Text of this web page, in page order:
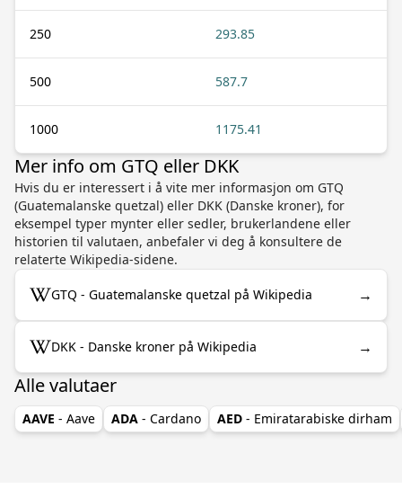
250 293.85
500 587.7
1000 1175.41
Mer info om GTQ eller DKK
Hvis du er interessert i å vite mer informasjon om GTQ
(Guatemalanske quetzal) eller DKK (Danske kroner), for
eksempel typer mynter eller sedler, brukerlandene eller
historien til valutaen, anbefaler vi deg å konsultere de
relaterte Wikipedia-sidene.
GTQ - Guatemalanske quetzal på Wikipedia →
DKK - Danske kroner på Wikipedia →
Alle valutaer
AAVE - Aave ADA - Cardano AED - Emiratarabiske dirham